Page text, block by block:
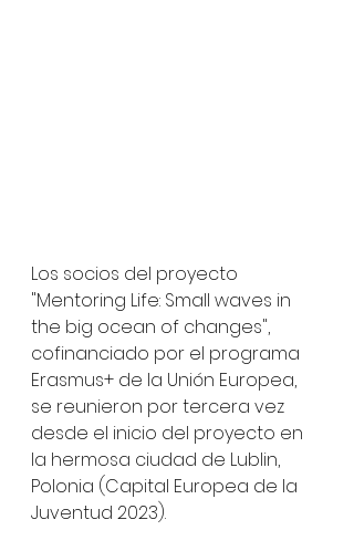
Los socios del proyecto
"Mentoring Life: Small waves in
the big ocean of changes",
cofinanciado por el programa
Erasmus+ de la Unión Europea,
se reunieron por tercera vez
desde el inicio del proyecto en
la hermosa ciudad de Lublin,
Polonia (Capital Europea de la
Juventud 2023).